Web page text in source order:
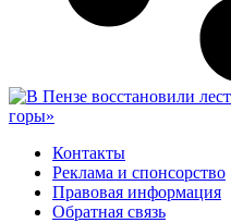
Контакты
Реклама и спонсорство
Правовая информация
Обратная связь